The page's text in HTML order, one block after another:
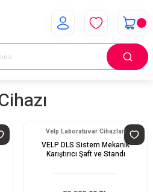
Velp Laboratuvar Cihazları
VELP DLS Sistem Mekanik
Karıştırıcı Şaft ve Standı